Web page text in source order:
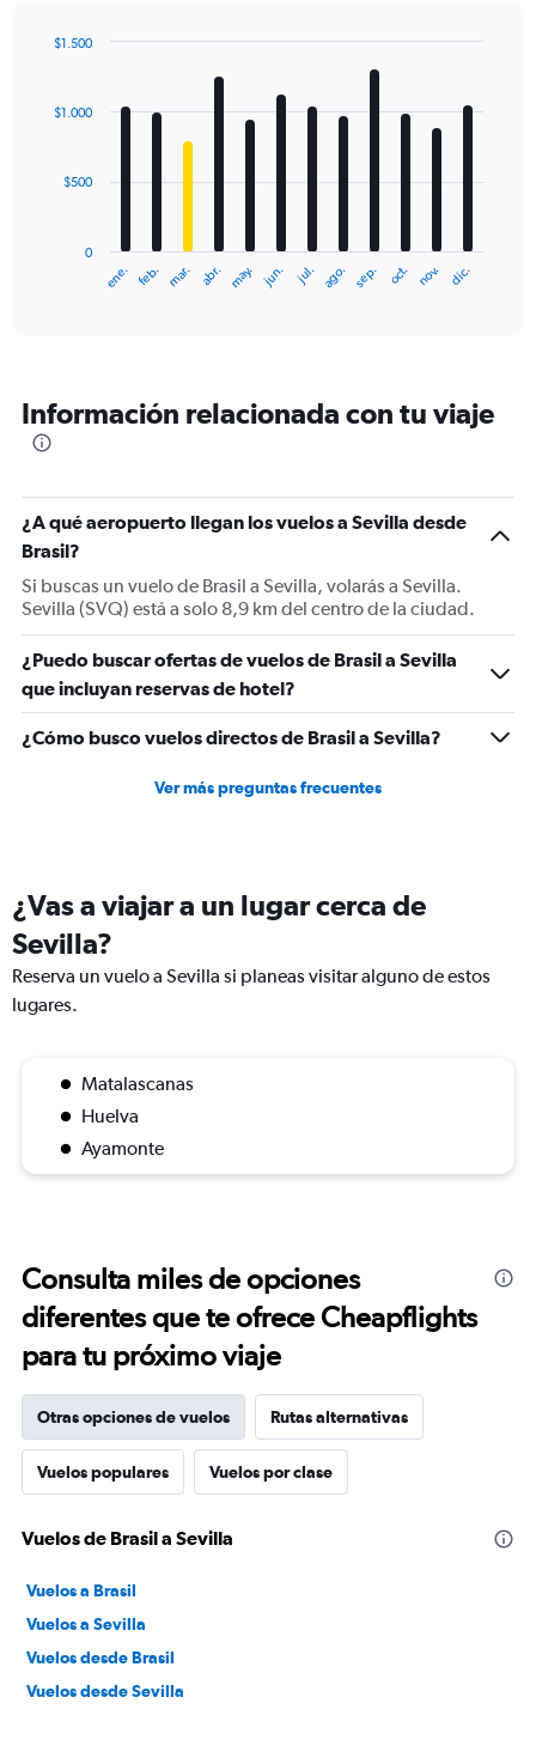
with
12
The
categories.
The
Y
axis
displaying
values.
Range:
to
1500.
ene. feb. mar. abr. may. jun. jul. ago. sep. oct. nov. dic.
0
$500
$1.000
$1.500
Información relacionada con tu viaje
¿A qué aeropuerto llegan los vuelos a Sevilla desde
Brasil?
Si buscas un vuelo de Brasil a Sevilla, volarás a Sevilla.
Sevilla (SVQ) está a solo 8,9 km del centro de la ciudad.
¿Puedo buscar ofertas de vuelos de Brasil a Sevilla
que incluyan reservas de hotel?
¿Cómo busco vuelos directos de Brasil a Sevilla?
Ver más preguntas frecuentes
¿Vas a viajar a un lugar cerca de
Sevilla?
Reserva un vuelo a Sevilla si planeas visitar alguno de estos
lugares.
Matalascanas
Huelva
Ayamonte
Consulta miles de opciones
diferentes que te ofrece Cheapflights
para tu próximo viaje
Otras opciones de vuelos Rutas alternativas
Vuelos populares Vuelos por clase
Vuelos de Brasil a Sevilla
Vuelos a Brasil
Vuelos a Sevilla
Vuelos desde Brasil
Vuelos desde Sevilla